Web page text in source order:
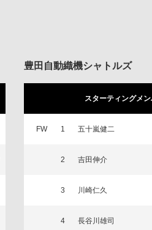
豊田自動織機シャトルズ
スターティングメ
FW 1 五十嵐健二
2 吉田伸介
3 川崎仁久
4 長谷川雄司